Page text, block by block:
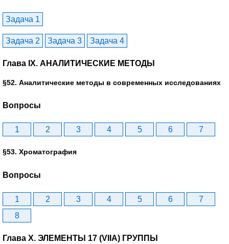
Задача 1
Задача 2 Задача 3 Задача 4
Глава IX. АНАЛИТИЧЕСКИЕ МЕТОДЫ
§52. Аналитические методы в современных исследованиях
Вопросы
1 2 3 4 5 6 7
§53. Хроматография
Вопросы
1 2 3 4 5 6
7
8
Глава X. ЭЛЕМЕНТЫ 17 (VIIA) ГРУППЫ